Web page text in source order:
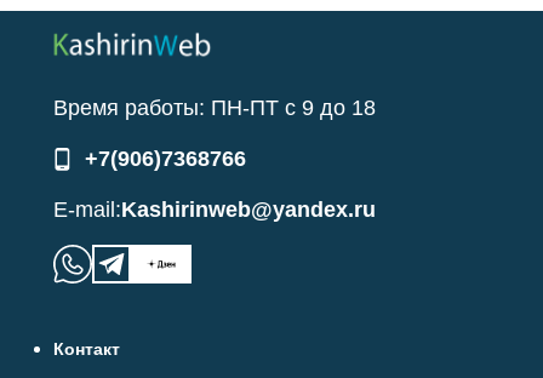
Время работы: ПН-ПТ с 9 до 18
+7(906)7368766
E-mail:Kashirinweb@yandex.ru
Контакт